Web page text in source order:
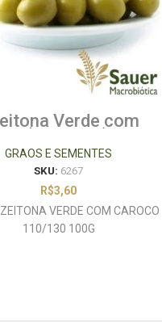
Verde com
(110/130) 100g
GRAOS E SEMENTES
SKU: 6267
R$3,60
VERDE COM CAROCO
110/130 100G